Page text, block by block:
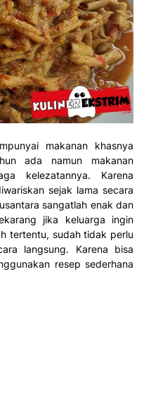
makanan khasnya
ada namun makanan
kelezatannya. Karena
sejak lama secara
sangatlah enak dan
jika keluarga ingin
tertentu, sudah tidak perlu
langsung. Karena bisa
resep sederhana